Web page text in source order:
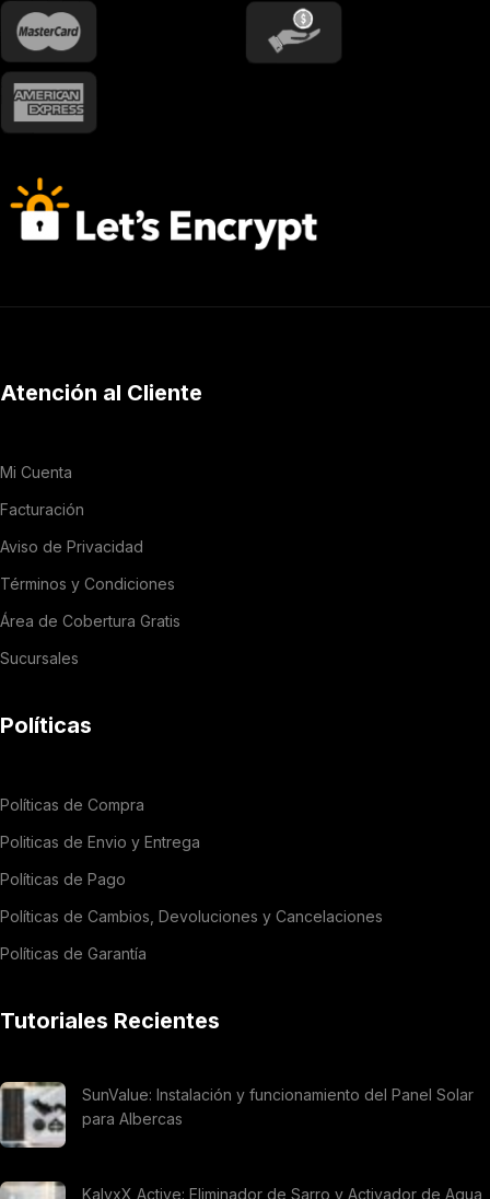
Atención al Cliente
Mi Cuenta
Facturación
Aviso de Privacidad
Términos y Condiciones
Área de Cobertura Gratis
Sucursales
Políticas
Políticas de Compra
Politicas de Envio y Entrega
Políticas de Pago
Políticas de Cambios, Devoluciones y Cancelaciones
Políticas de Garantía
Tutoriales Recientes
SunValue: Instalación y funcionamiento del Panel Solar
para Albercas
KalyxX Active: Eliminador de Sarro y Activador de Agua